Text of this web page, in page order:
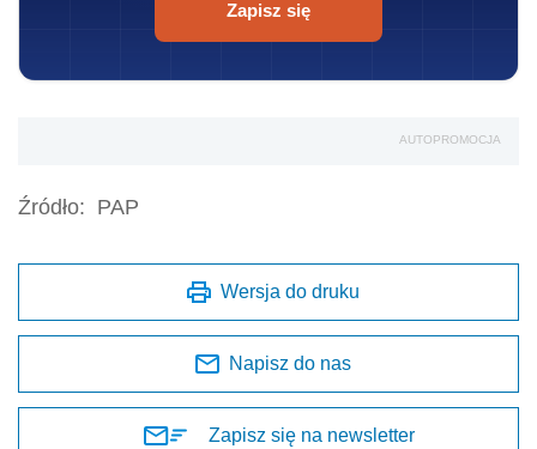
Zapisz się
AUTOPROMOCJA
Źródło: PAP
Wersja do druku
Napisz do nas
Zapisz się na newsletter